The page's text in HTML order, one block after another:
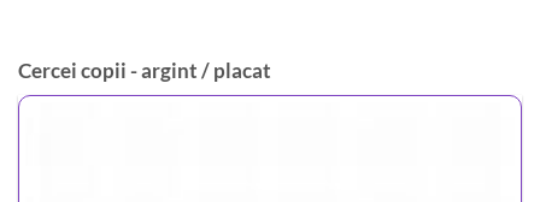
Cercei copii - argint / placat